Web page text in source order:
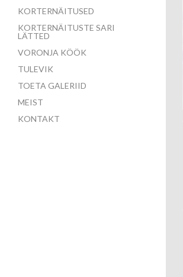
KORTERNÄITUSED
KORTERNÄITUSTE SARI
LÄTTED
VORONJA KÖÖK
TULEVIK
TOETA GALERIID
MEIST
KONTAKT